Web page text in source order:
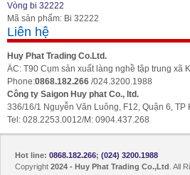
Vòng bi 32222
Mã sản phẩm: Bi 32222
Liên hệ
Huy Phat Trading Co.Ltd.
ÄC: T90 Cụm sản xuất làng nghề tập trung xã
Phone:0868.182.266 /024.3200.1988
Công ty Saigon Huy phat Co., ltd.
336/16/1 Nguyễn Văn Luông, F12, Quận 6, TP
Tel: 028.2253.0012/M: 0904.437.268
Hot line: 0868.182.266; (024) 3200.1988
Copyright 2024 - Huy Phat Trading Co.,Ltd . All